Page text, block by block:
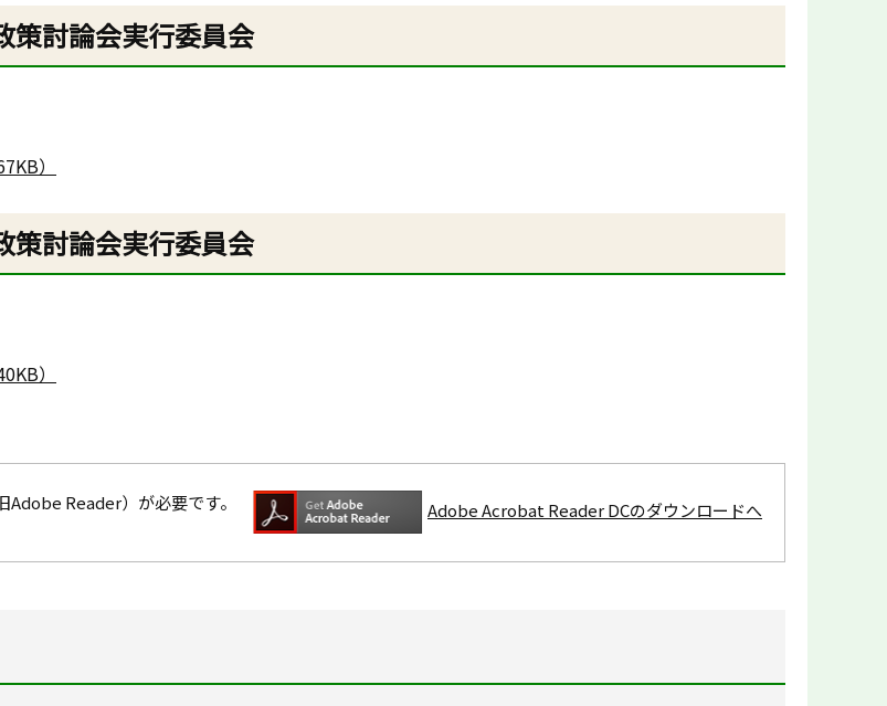
策討論会実行委員会
）
策討論会実行委員会
）
Reader）が必要です。
Adobe Acrobat Reader DCのダウンロードへ